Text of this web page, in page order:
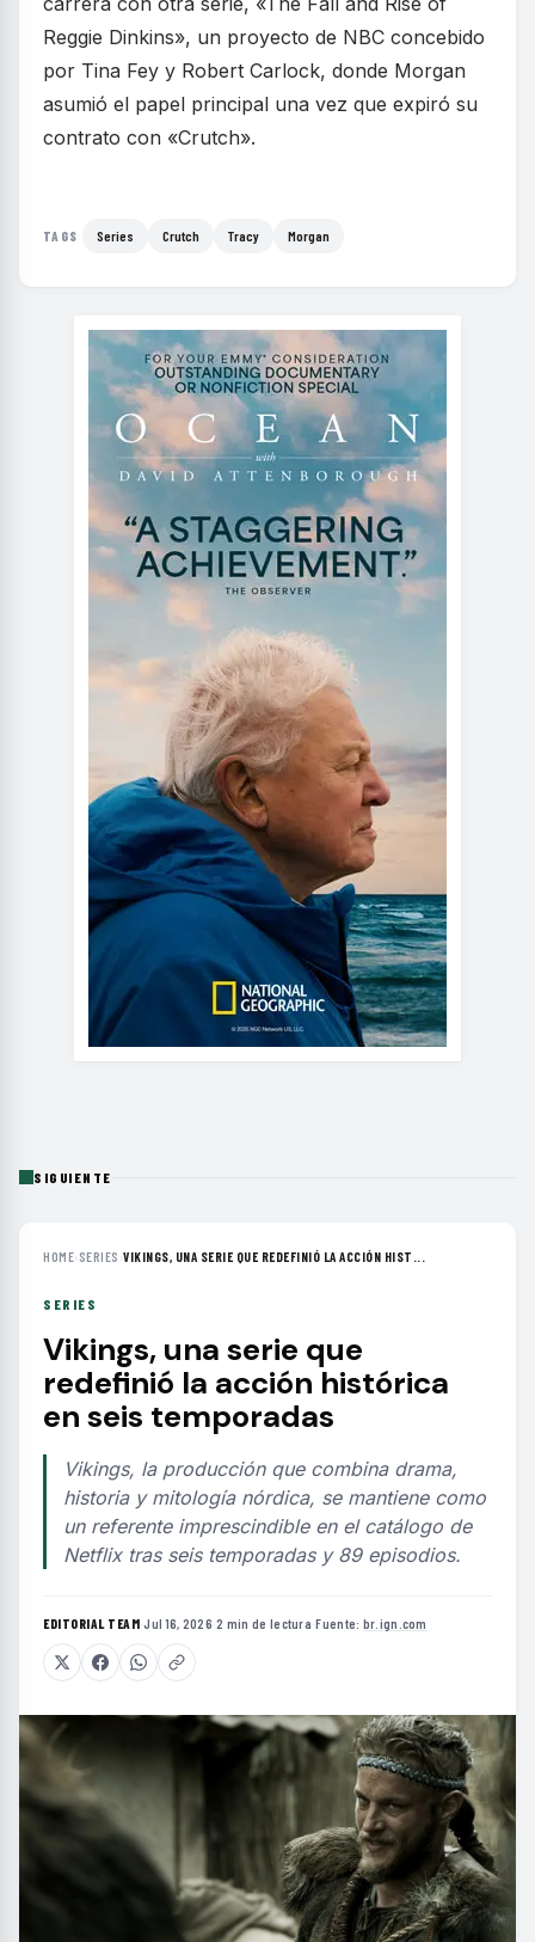
Reggie Dinkins», un proyecto de NBC concebido
por Tina Fey y Robert Carlock, donde Morgan
asumió el papel principal una vez que expiró su
contrato con «Crutch».
TAGS Series Crutch Tracy Morgan
SIGUIENTE
HOME› SERIES ›VIKINGS, UNA SERIE QUE REDEFINIÓ LA ACCIÓN HIST...
SERIES
Vikings, una serie que
redefinió la acción histórica
en seis temporadas
Vikings, la producción que combina drama,
historia y mitología nórdica, se mantiene como
un referente imprescindible en el catálogo de
Netflix tras seis temporadas y 89 episodios.
EDITORIAL TEAM·Jul 16, 2026·2 min de lectura·Fuente: br.ign.com